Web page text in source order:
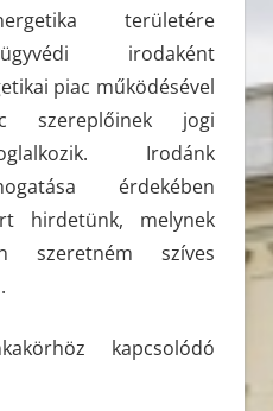
területére
irodaként
piac működésével
szereplőinek jogi
Irodánk
érdekében
hirdetünk, melynek
szeretném szíves
kapcsolódó